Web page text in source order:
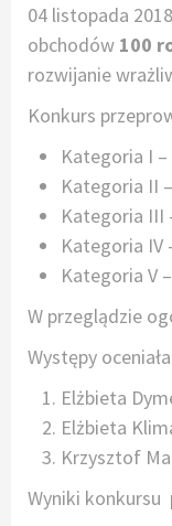
04 listopada
obchodów 100
rozwijanie
Konkurs
Kategoria I
Kategoria II
Kategoria III
Kategoria IV
Kategoria V
W przeglądzie
Występy
Elżbieta
Elżbieta
Krzysztof
Wyniki konkursu